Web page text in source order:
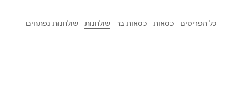
כל הפריטים כסאות כסאות בר שולחנות שולחנות נפתחים